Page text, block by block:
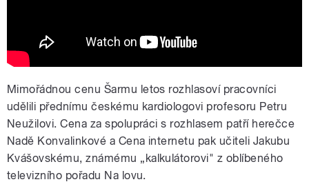
Mimořádnou cenu Šarmu letos rozhlasoví pracovníci
udělili přednímu českému kardiologovi profesoru Petru
Neužilovi. Cena za spolupráci s rozhlasem patří herečce
Nadě Konvalinkové a Cena internetu pak učiteli Jakubu
Kvášovskému, známému „kalkulátorovi" z oblíbeného
televizního pořadu Na lovu.